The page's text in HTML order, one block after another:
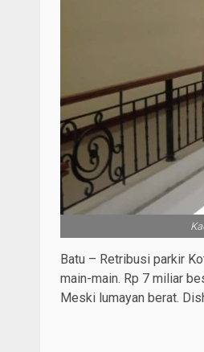
Batu – Retribusi parkir
main-main. Rp 7 miliar
Meski lumayan berat.